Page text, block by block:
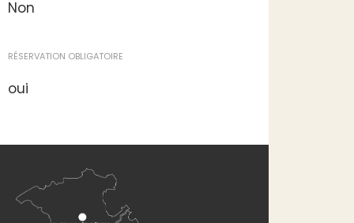
Non
RÉSERVATION OBLIGATOIRE
oui